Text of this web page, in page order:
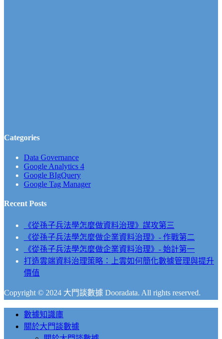
Categories
Data Governance
Google Analytics 4
Google BIgQuery
Google Tag Manager
Recent Posts
《從孫子兵法學怎麼做資料治理》謀攻第三
《從孫子兵法學怎麼做企業資料治理》- 作戰第二
《從孫子兵法學怎麼做企業資料治理》- 始計第一
打造雲端資料治理策略：上雲如何簡化數據管理與提升
價值
Copyright © 2024 大門談數據 Dooradata. All rights reserved.
數據知識庫
關於大門談數據